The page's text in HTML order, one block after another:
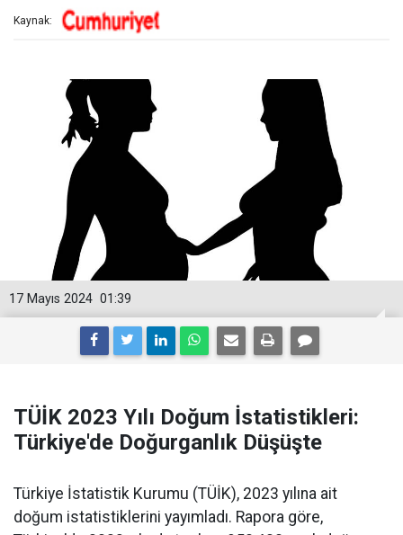
Kaynak:
01:39
17 Mayıs 2024
TÜİK 2023 Yılı Doğum İstatistikleri:
Türkiye'de Doğurganlık Düşüşte
Türkiye İstatistik Kurumu (TÜİK), 2023 yılına ait
doğum istatistiklerini yayımladı. Rapora göre,